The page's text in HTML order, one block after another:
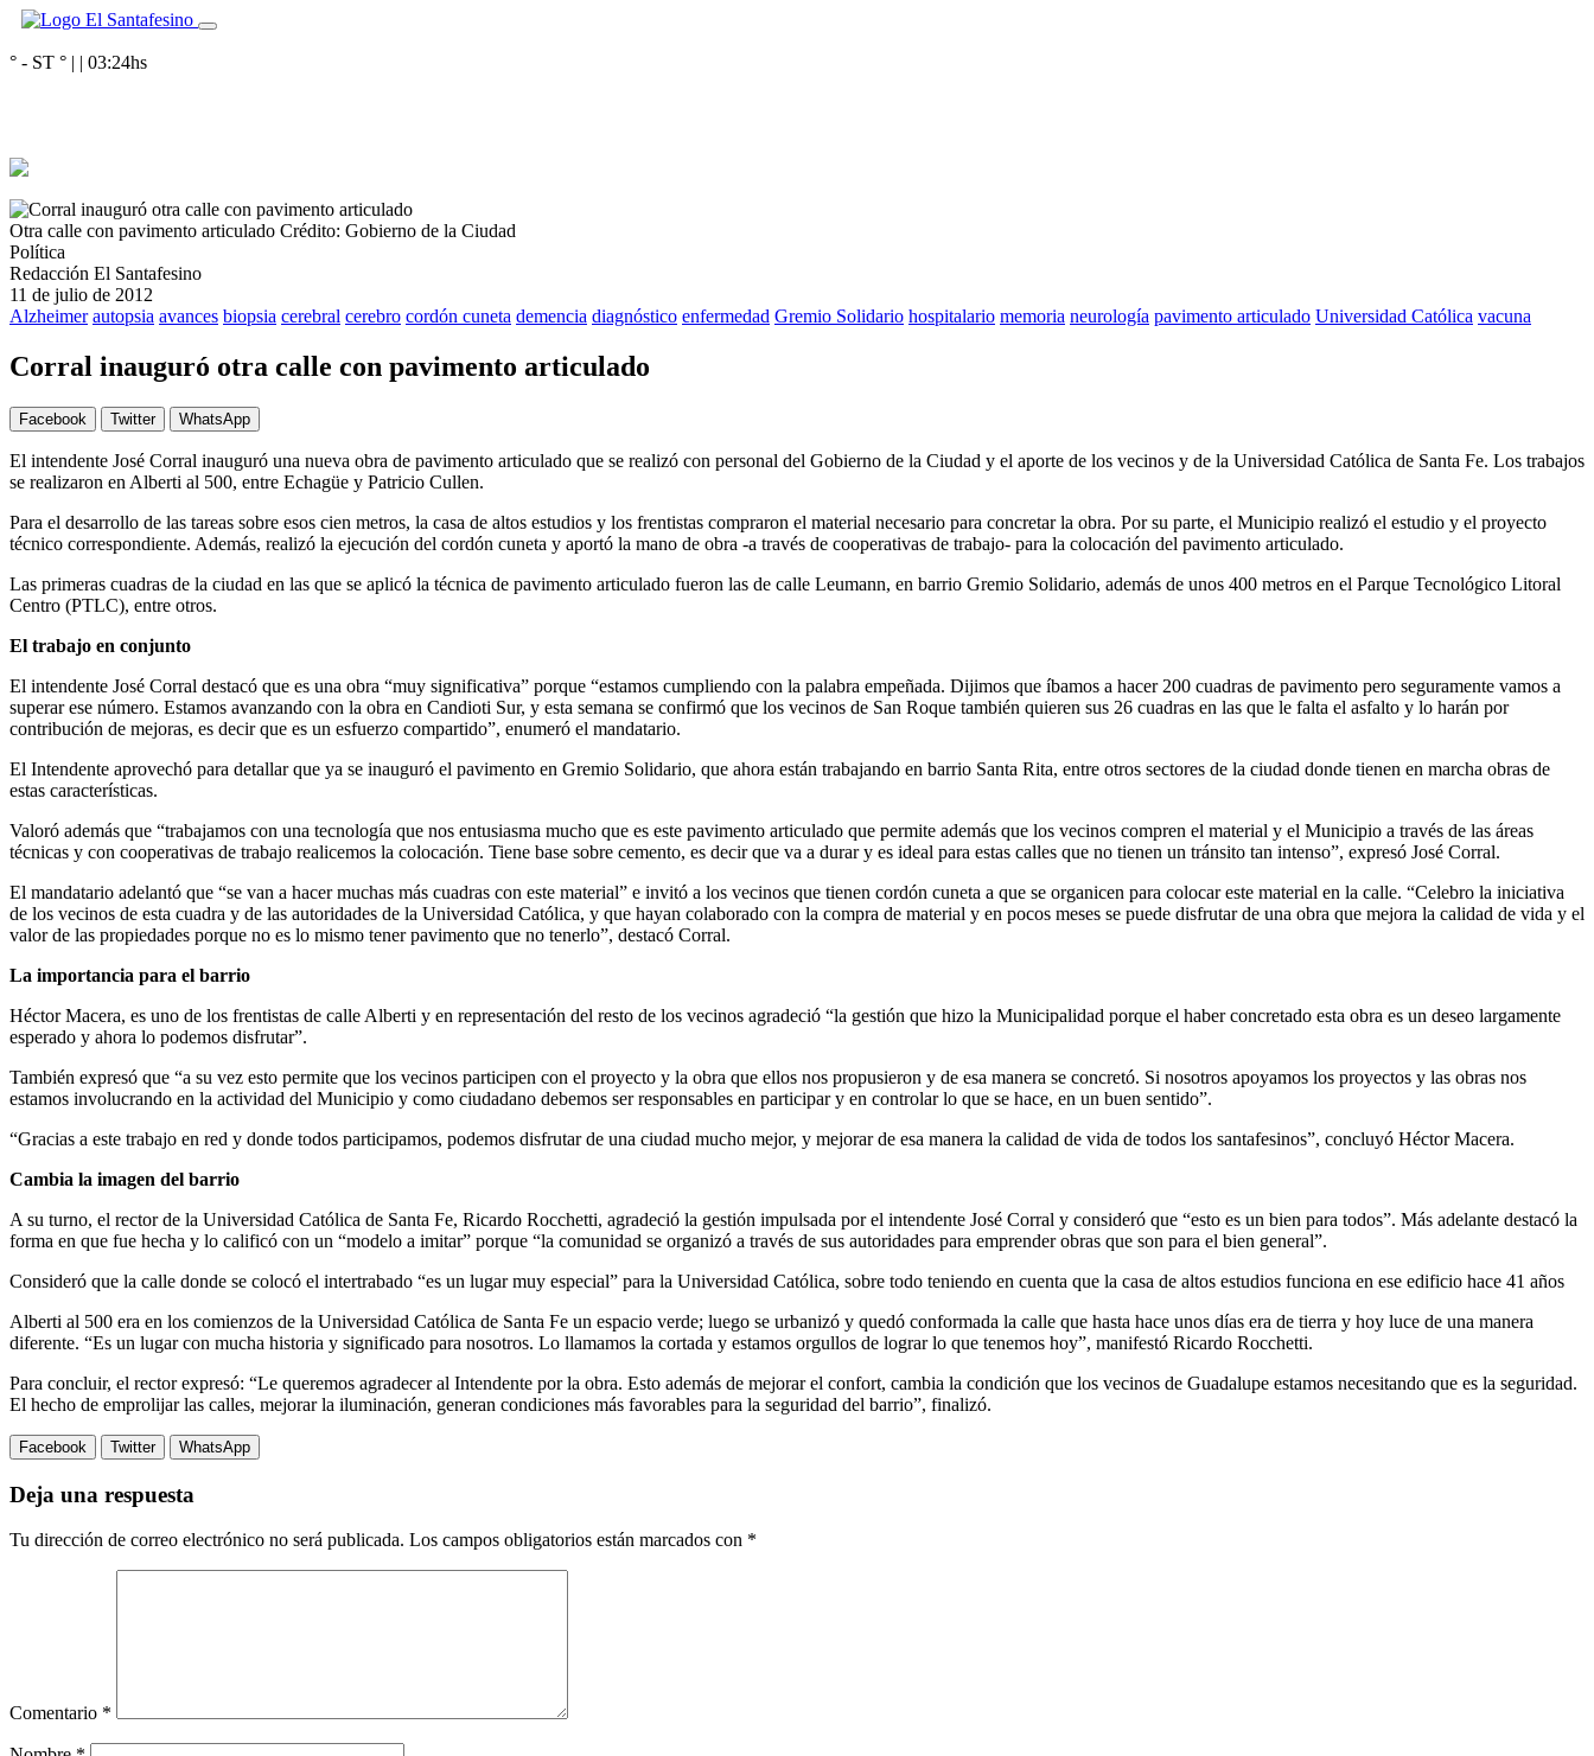
° - ST ° | | 03:24hs
Otra calle con pavimento articulado Crédito: Gobierno de la Ciudad
Política
Redacción El Santafesino
11 de julio de 2012
Alzheimer autopsia avances biopsia cerebral cerebro cordón cuneta demencia diagnóstico enfermedad Gremio Solidario hospitalario memoria neurología pavimento articulado Universidad Católica vacuna
Corral inauguró otra calle con pavimento articulado
Facebook Twitter WhatsApp
El intendente José Corral inauguró una nueva obra de pavimento articulado que se realizó con personal del Gobierno de la Ciudad y el aporte de los vecinos y de la Universidad Católica de Santa Fe. Los trabajos
se realizaron en Alberti al 500, entre Echagüe y Patricio Cullen.
Para el desarrollo de las tareas sobre esos cien metros, la casa de altos estudios y los frentistas compraron el material necesario para concretar la obra. Por su parte, el Municipio realizó el estudio y el proyecto
técnico correspondiente. Además, realizó la ejecución del cordón cuneta y aportó la mano de obra -a través de cooperativas de trabajo- para la colocación del pavimento articulado.
Las primeras cuadras de la ciudad en las que se aplicó la técnica de pavimento articulado fueron las de calle Leumann, en barrio Gremio Solidario, además de unos 400 metros en el Parque Tecnológico Litoral
Centro (PTLC), entre otros.
El trabajo en conjunto
El intendente José Corral destacó que es una obra “muy significativa” porque “estamos cumpliendo con la palabra empeñada. Dijimos que íbamos a hacer 200 cuadras de pavimento pero seguramente vamos a
superar ese número. Estamos avanzando con la obra en Candioti Sur, y esta semana se confirmó que los vecinos de San Roque también quieren sus 26 cuadras en las que le falta el asfalto y lo harán por
contribución de mejoras, es decir que es un esfuerzo compartido”, enumeró el mandatario.
El Intendente aprovechó para detallar que ya se inauguró el pavimento en Gremio Solidario, que ahora están trabajando en barrio Santa Rita, entre otros sectores de la ciudad donde tienen en marcha obras de
estas características.
Valoró además que “trabajamos con una tecnología que nos entusiasma mucho que es este pavimento articulado que permite además que los vecinos compren el material y el Municipio a través de las áreas
técnicas y con cooperativas de trabajo realicemos la colocación. Tiene base sobre cemento, es decir que va a durar y es ideal para estas calles que no tienen un tránsito tan intenso”, expresó José Corral.
El mandatario adelantó que “se van a hacer muchas más cuadras con este material” e invitó a los vecinos que tienen cordón cuneta a que se organicen para colocar este material en la calle. “Celebro la iniciativa
de los vecinos de esta cuadra y de las autoridades de la Universidad Católica, y que hayan colaborado con la compra de material y en pocos meses se puede disfrutar de una obra que mejora la calidad de vida y el
valor de las propiedades porque no es lo mismo tener pavimento que no tenerlo”, destacó Corral.
La importancia para el barrio
Héctor Macera, es uno de los frentistas de calle Alberti y en representación del resto de los vecinos agradeció “la gestión que hizo la Municipalidad porque el haber concretado esta obra es un deseo largamente
esperado y ahora lo podemos disfrutar”.
También expresó que “a su vez esto permite que los vecinos participen con el proyecto y la obra que ellos nos propusieron y de esa manera se concretó. Si nosotros apoyamos los proyectos y las obras nos
estamos involucrando en la actividad del Municipio y como ciudadano debemos ser responsables en participar y en controlar lo que se hace, en un buen sentido”.
“Gracias a este trabajo en red y donde todos participamos, podemos disfrutar de una ciudad mucho mejor, y mejorar de esa manera la calidad de vida de todos los santafesinos”, concluyó Héctor Macera.
Cambia la imagen del barrio
A su turno, el rector de la Universidad Católica de Santa Fe, Ricardo Rocchetti, agradeció la gestión impulsada por el intendente José Corral y consideró que “esto es un bien para todos”. Más adelante destacó la
forma en que fue hecha y lo calificó con un “modelo a imitar” porque “la comunidad se organizó a través de sus autoridades para emprender obras que son para el bien general”.
Consideró que la calle donde se colocó el intertrabado “es un lugar muy especial” para la Universidad Católica, sobre todo teniendo en cuenta que la casa de altos estudios funciona en ese edificio hace 41 años
Alberti al 500 era en los comienzos de la Universidad Católica de Santa Fe un espacio verde; luego se urbanizó y quedó conformada la calle que hasta hace unos días era de tierra y hoy luce de una manera
diferente. “Es un lugar con mucha historia y significado para nosotros. Lo llamamos la cortada y estamos orgullos de lograr lo que tenemos hoy”, manifestó Ricardo Rocchetti.
Para concluir, el rector expresó: “Le queremos agradecer al Intendente por la obra. Esto además de mejorar el confort, cambia la condición que los vecinos de Guadalupe estamos necesitando que es la seguridad.
El hecho de emprolijar las calles, mejorar la iluminación, generan condiciones más favorables para la seguridad del barrio”, finalizó.
Facebook Twitter WhatsApp
Deja una respuesta
Tu dirección de correo electrónico no será publicada. Los campos obligatorios están marcados con *
Comentario *